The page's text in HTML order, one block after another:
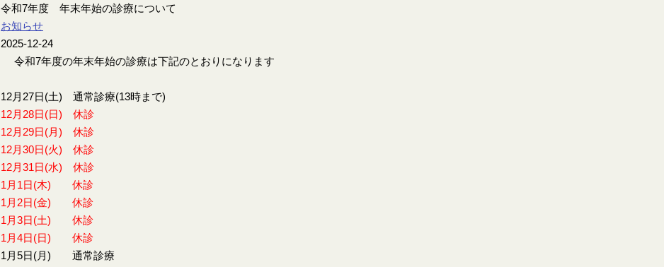
令和7年度 年末年始の診療について
お知らせ
2025-12-24
令和7年度の年末年始の診療は下記のとおりになります
12月27日(土) 通常診療(13時まで)
12月28日(日) 休診
12月29日(月) 休診
12月30日(火) 休診
12月31日(水) 休診
1月1日(木) 休診
1月2日(金) 休診
1月3日(土) 休診
1月4日(日) 休診
1月5日(月) 通常診療